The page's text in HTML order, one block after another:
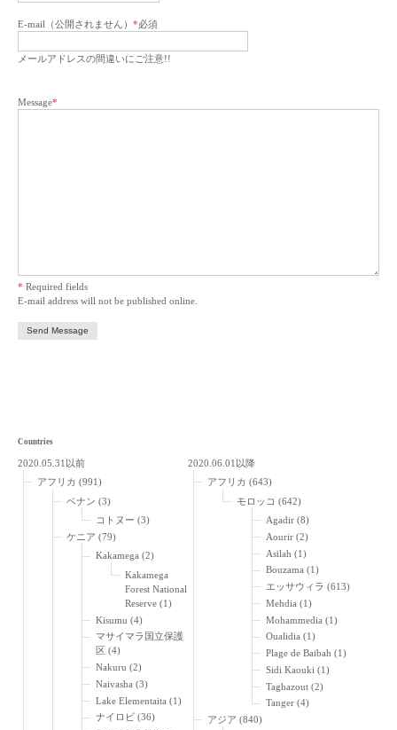
E-mail（公開されません） *必須
メールアドレスの間違いにご注意!!
Message*
* Required fields
E-mail address will not be published online.
Countries
2020.05.31以前
アフリカ (991)
ベナン (3)
コトヌー (3)
ケニア (79)
Kakamega (2)
Kakamega
Forest National
Reserve (1)
Kisumu (4)
マサイマラ国立保護
区 (4)
Nakuru (2)
Naivasha (3)
Lake Elementaita (1)
ナイロビ (36)
2020.06.01以降
アフリカ (643)
モロッコ (642)
Agadir (8)
Aourir (2)
Asilah (1)
Bouzama (1)
エッサウィラ (613)
Mehdia (1)
Mohammedia (1)
Oualidia (1)
Plage de Baibah (1)
Sidi Kaouki (1)
Taghazout (2)
Tanger (4)
アジア (840)